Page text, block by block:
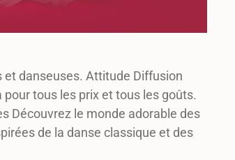
et danseuses. Attitude Diffusion
tous les prix et tous les goûts.
Découvrez le monde adorable des
de la danse classique et des